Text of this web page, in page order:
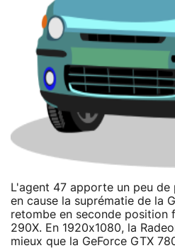
L'agent 47 apporte un peu
en cause la suprématie de la
retombe en seconde position
290X. En 1920x1080, la
mieux que la GeForce GTX